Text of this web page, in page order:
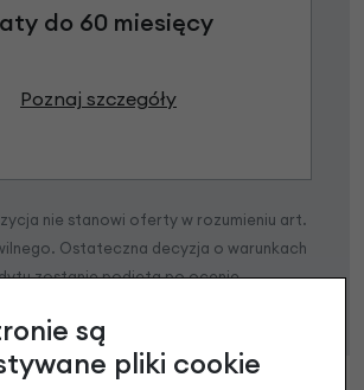
do 60 miesięcy
Poznaj szczegóły
nie stanowi oferty w rozumieniu art.
Ostateczna decyzja o warunkach
zostanie podjęta po ocenie
są
pliki cookie